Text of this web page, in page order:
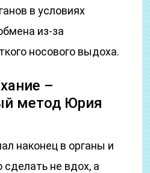
в условиях
из-за
носового выдоха.
–
метод Юрия
наконец в органы и
не вдох, а